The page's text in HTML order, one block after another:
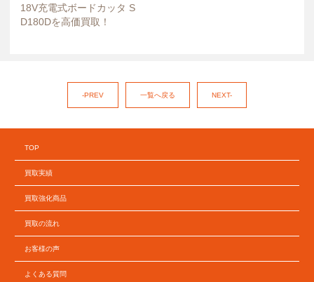
18V充電式ボードカッタ S
D180Dを高価買取！
-PREV 一覧へ戻る NEXT-
TOP
買取実績
買取強化商品
買取の流れ
お客様の声
よくある質問